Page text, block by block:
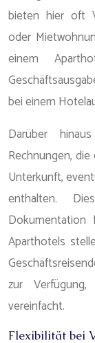
bieten hier oft
oder
einem
bei einem
Darüber
Rechnungen,
Unterkunft,
enthalten.
Dokumentation
Aparthotels
zur
vereinfacht.
Flexibilität bei